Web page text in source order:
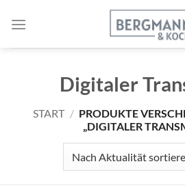
Inhalt
Digitaler
START / PRODUKTE
„DIGITALER